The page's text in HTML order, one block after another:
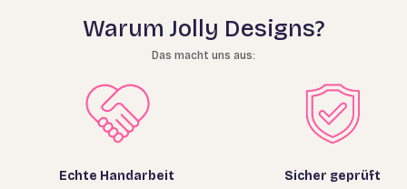
Warum Jolly Designs?
Das macht uns aus:
Echte Handarbeit Sicher geprüft